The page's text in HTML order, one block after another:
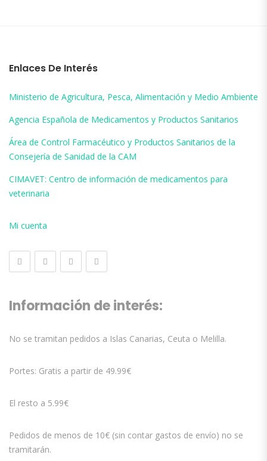
Enlaces De Interés
Ministerio de Agricultura, Pesca, Alimentación y Medio Ambiente
Agencia Española de Medicamentos y Productos Sanitarios
Área de Control Farmacéutico y Productos Sanitarios de la
Consejería de Sanidad de la CAM
CIMAVET: Centro de información de medicamentos para
veterinaria
Mi cuenta
Información de interés:
No se tramitan pedidos a Islas Canarias, Ceuta o Melilla.
Portes: Gratis a partir de 49.99€
El resto a 5.99€
Pedidos de menos de 10€ (sin contar gastos de envío) no se
tramitarán.